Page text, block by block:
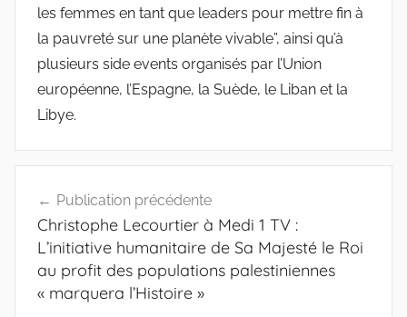
les femmes en tant que leaders pour mettre fin à
la pauvreté sur une planète vivable”, ainsi qu’à
plusieurs side events organisés par l’Union
européenne, l’Espagne, la Suède, le Liban et la
Libye.
de
l’article
Publication précédente
Christophe Lecourtier à Medi 1 TV :
L’initiative humanitaire de Sa Majesté le Roi
au profit des populations palestiniennes
« marquera l’Histoire »